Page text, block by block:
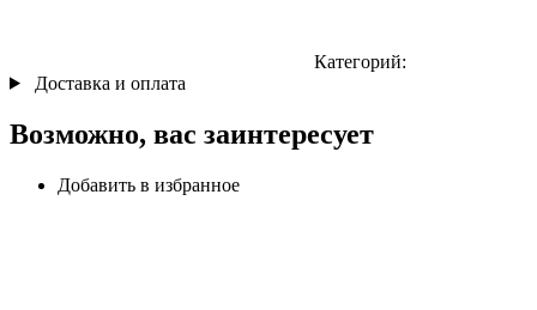
Категорий:
Доставка и оплата
Возможно, вас заинтересует
Добавить в избранное